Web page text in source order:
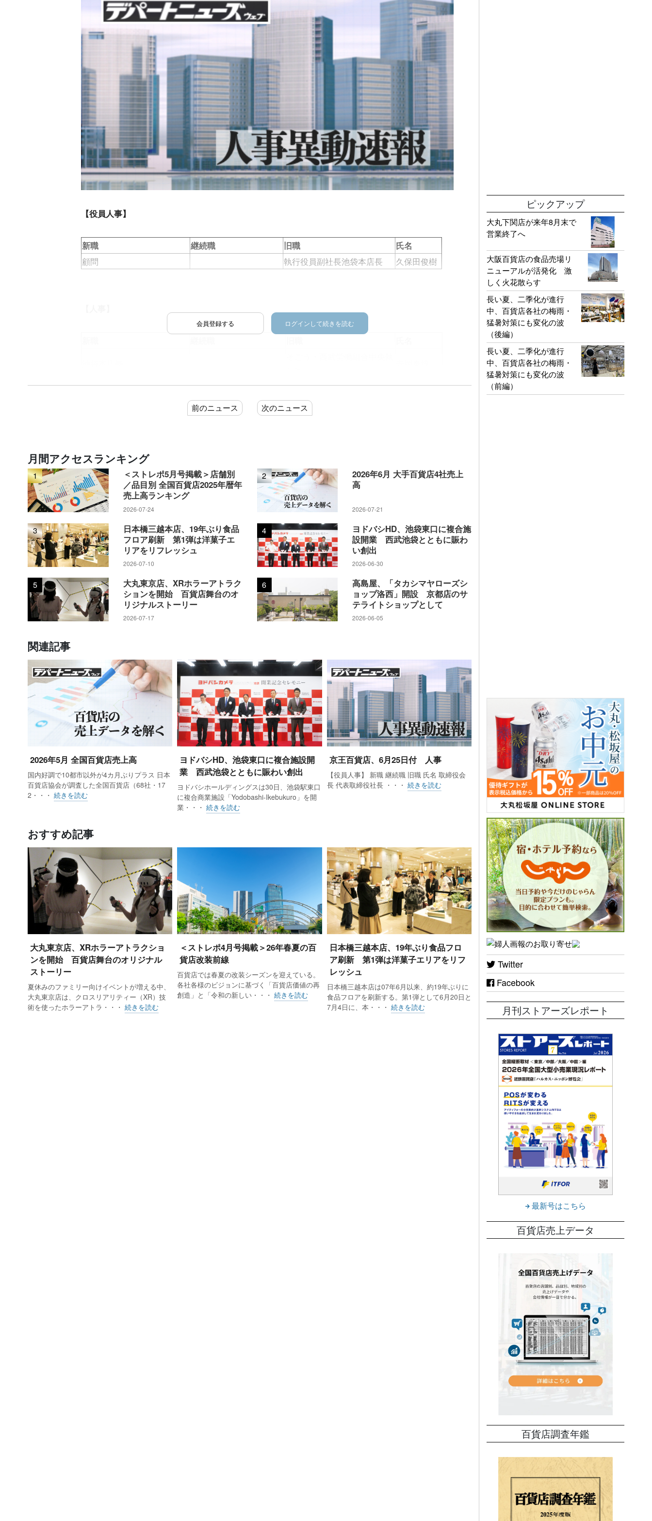
会員登録する ログインして続きを読む
【役員人事】
新職 継続職 旧職 氏名
顧問 執行役員副社長池袋本店長 久保田俊樹
メディアプロモーション部
前のニュース 次のニュース
月間アクセスランキング
1
＜ストレポ5月号掲載＞店舗別
／品目別 全国百貨店2025年暦年
売上高ランキング
2026-07-24
2
2026年6月 大手百貨店4社売上
高
2026-07-21
3
日本橋三越本店、19年ぶり食品
フロア刷新 第1弾は洋菓子エ
リアをリフレッシュ
2026-07-10
4
ヨドバシHD、池袋東口に複合施
設開業 西武池袋とともに賑わ
い創出
2026-06-30
5
大丸東京店、XRホラーアトラク
ションを開始 百貨店舞台のオ
リジナルストーリー
2026-07-17
6
高島屋、「タカシマヤローズシ
ョップ洛西」開設 京都店のサ
テライトショップとして
2026-06-05
関連記事
2026年5月 全国百貨店売上高
国内好調で10都市以外が4カ月ぶりプラス 日本
百貨店協会が調査した全国百貨店（68社・17
2・・・ 続きを読む
ヨドバシHD、池袋東口に複合施設開
業 西武池袋とともに賑わい創出
ヨドバシホールディングスは30日、池袋駅東口
に複合商業施設「Yodobashi-Ikebukuro」を開
業・・・続きを読む
京王百貨店、6月25日付 人事
【役員人事】 新職 継続職 旧職 氏名 取締役会
長 代表取締役社長 ・・・ 続きを読む
おすすめ記事
大丸東京店、XRホラーアトラクショ
ンを開始 百貨店舞台のオリジナル
ストーリー
夏休みのファミリー向けイベントが増える中、
大丸東京店は、クロスリアリティー（XR）技
術を使ったホラーアトラ・・・ 続きを読む
＜ストレポ4月号掲載＞26年春夏の百
貨店改装前線
百貨店では春夏の改装シーズンを迎えている。
各社各様のビジョンに基づく「百貨店価値の再
創造」と「令和の新しい・・・続きを読む
日本橋三越本店、19年ぶり食品フロ
ア刷新 第1弾は洋菓子エリアをリフ
レッシュ
日本橋三越本店は07年6月以来、約19年ぶりに
食品フロアを刷新する。第1弾として6月20日と
7月4日に、本・・・ 続きを読む
ピックアップ
大丸下関店が来年8月末で
営業終了へ
大阪百貨店の食品売場リ
ニューアルが活発化 激
しく火花散らす
長い夏、二季化が進行
中、百貨店各社の梅雨・
猛暑対策にも変化の波
（後編）
長い夏、二季化が進行
中、百貨店各社の梅雨・
猛暑対策にも変化の波
（前編）
Twitter
Facebook
月刊ストアーズレポート
最新号はこちら
百貨店売上データ
百貨店調査年鑑